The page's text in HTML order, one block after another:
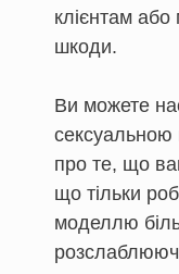
клієнтам
шкоди.
Ви можете
про те, що
що тільки
моделлю